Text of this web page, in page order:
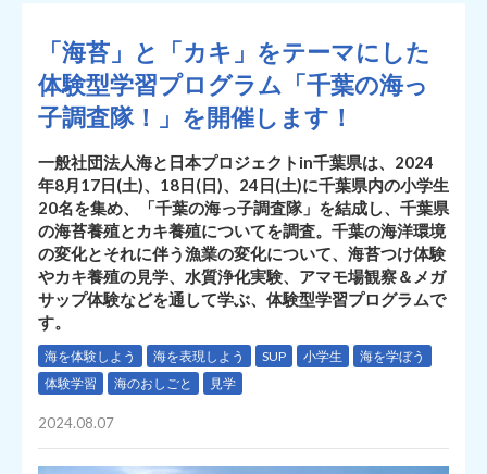
「海苔」と「カキ」をテーマにした
体験型学習プログラム「千葉の海っ
子調査隊！」を開催します！
一般社団法人海と日本プロジェクトin千葉県は、2024
年8月17日(土)、18日(日)、24日(土)に千葉県内の小学生
20名を集め、「千葉の海っ子調査隊」を結成し、千葉県
の海苔養殖とカキ養殖についてを調査。千葉の海洋環境
の変化とそれに伴う漁業の変化について、海苔つけ体験
やカキ養殖の見学、水質浄化実験、アマモ場観察＆メガ
サップ体験などを通して学ぶ、体験型学習プログラムで
す。
海を体験しよう 海を表現しよう SUP 小学生
海を学ぼう
体験学習
海のおしごと 見学
2024.08.07